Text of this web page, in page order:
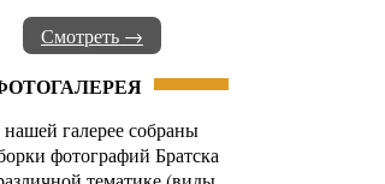
Смотреть →
галерее собраны
фотографий Братска